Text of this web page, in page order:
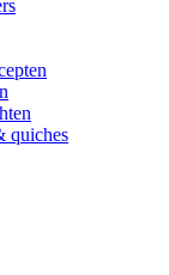
quiches